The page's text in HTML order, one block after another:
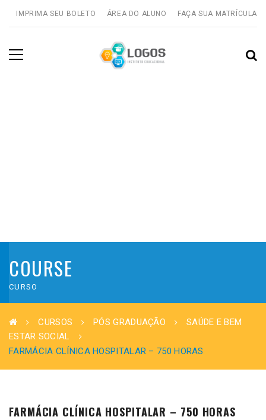
IMPRIMA SEU BOLETO ÁREA DO ALUNO FAÇA SUA MATRÍCULA
COURSE
CURSO
CURSOS PÓS GRADUAÇÃO
SAÚDE E BEM
ESTAR SOCIAL
FARMÁCIA CLÍNICA HOSPITALAR – 750 HORAS
FARMÁCIA CLÍNICA HOSPITALAR – 750 HORAS